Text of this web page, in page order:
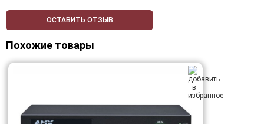
ОСТАВИТЬ ОТЗЫВ
Похожие товары